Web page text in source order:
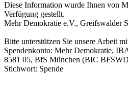
Diese Information wurde Ihnen von
Verfügung gestellt.
Mehr Demokratie e.V., Greifswalder
Bitte unterstützen Sie unsere Arbeit
Spendenkonto: Mehr Demokratie,
8581 05, BfS München (BIC
Stichwort: Spende